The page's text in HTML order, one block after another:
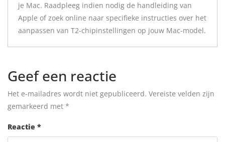
je Mac. Raadpleeg indien nodig de handleiding van
Apple of zoek online naar specifieke instructies over het
aanpassen van T2-chipinstellingen op jouw Mac-model.
Geef een reactie
Het e-mailadres wordt niet gepubliceerd. Vereiste velden zijn
gemarkeerd met *
Reactie *